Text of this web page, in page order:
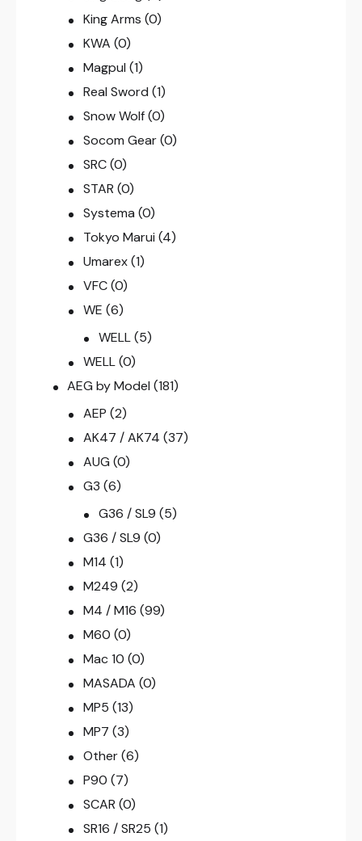
King Arms (0)
KWA (0)
Magpul (1)
Real Sword (1)
Snow Wolf (0)
Socom Gear (0)
SRC (0)
STAR (0)
Systema (0)
Tokyo Marui (4)
Umarex (1)
VFC (0)
WE (6)
WELL (5)
WELL (0)
AEG by Model (181)
AEP (2)
AK47 / AK74 (37)
AUG (0)
G3 (6)
G36 / SL9 (5)
G36 / SL9 (0)
M14 (1)
M249 (2)
M4 / M16 (99)
M60 (0)
Mac 10 (0)
MASADA (0)
MP5 (13)
MP7 (3)
Other (6)
P90 (7)
SCAR (0)
SR16 / SR25 (1)